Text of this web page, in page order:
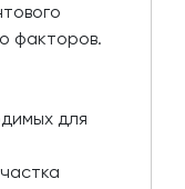
факторов.
для